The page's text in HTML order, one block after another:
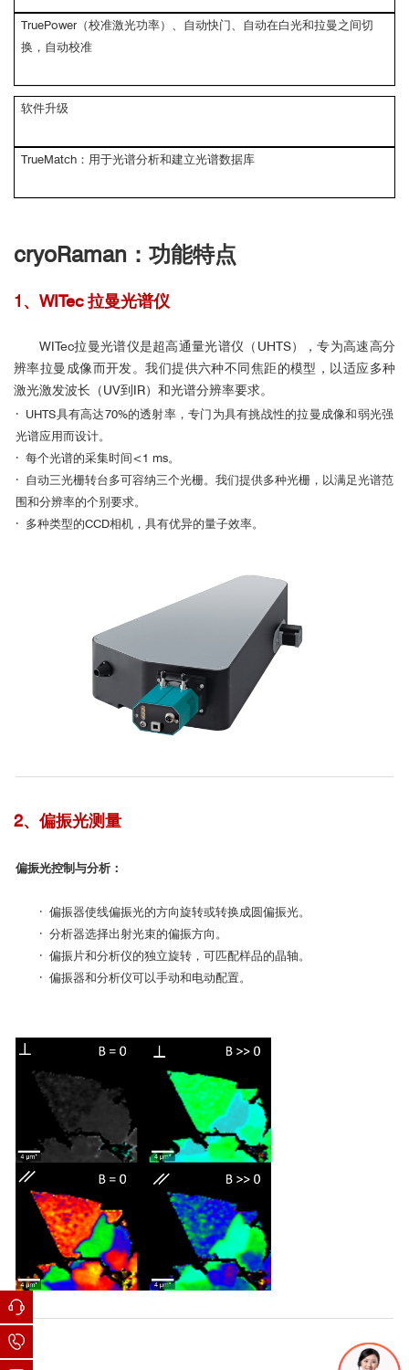
TruePower（校准激光功率）、自动快门、自动在白光和拉曼之间切
换，自动校准
软件升级
TrueMatch：用于光谱分析和建立光谱数据库
cryoRaman：功能特点
1、WITec 拉曼光谱仪
WITec拉曼光谱仪是超高通量光谱仪（UHTS），专为高速高分
辨率拉曼成像而开发。我们提供六种不同焦距的模型，以适应多种
激光激发波长（UV到IR）和光谱分辨率要求。
· UHTS具有高达70%的透射率，专门为具有挑战性的拉曼成像和弱光强
光谱应用而设计。
· 每个光谱的采集时间<1 ms。
· 自动三光栅转台多可容纳三个光栅。我们提供多种光栅，以满足光谱范
围和分辨率的个别要求。
· 多种类型的CCD相机，具有优异的量子效率。
2、偏振光测量
偏振光控制与分析：
· 偏振器使线偏振光的方向旋转或转换成圆偏振光。
· 分析器选择出射光束的偏振方向。
· 偏振片和分析仪的独立旋转，可匹配样品的晶轴。
· 偏振器和分析仪可以手动和电动配置。